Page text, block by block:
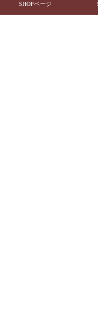
SHOPページ